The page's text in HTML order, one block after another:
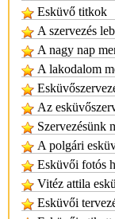
Esküvő titkok
A szervezés
A nagy nap
A lakodalom
Az
Szervezésünk
A polgári
Esküvői fotós
Vitéz attila
Esküvői